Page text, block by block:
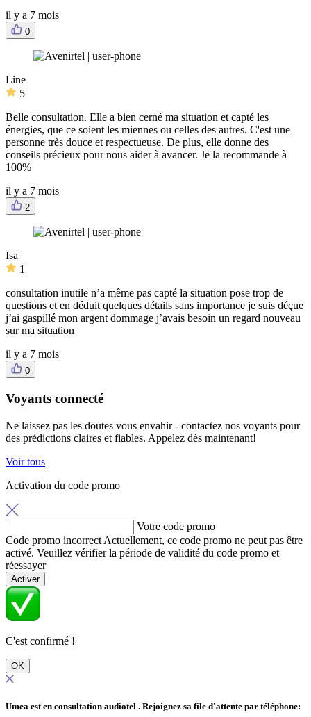
il y a 7 mois
0
Line
5
Belle consultation. Elle a bien cerné ma situation et capté les
énergies, que ce soient les miennes ou celles des autres. C'est une
personne très douce et respectueuse. De plus, elle donne des
conseils précieux pour nous aider à avancer. Je la recommande à
100%
il y a 7 mois
2
Isa
1
consultation inutile n’a même pas capté la situation pose trop de
questions et en déduit quelques détails sans importance je suis déçue
j’ai gaspillé mon argent dommage j’avais besoin un regard nouveau
sur ma situation
il y a 7 mois
0
Voyants connecté
Ne laissez pas les doutes vous envahir - contactez nos voyants pour
des prédictions claires et fiables. Appelez dès maintenant!
Voir tous
Activation du code promo
Votre code promo
Code promo incorrect Actuellement, ce code promo ne peut pas être
activé. Veuillez vérifier la période de validité du code promo et
réessayer
Activer
C'est confirmé !
OK
Umea est en consultation audiotel . Rejoignez sa file d'attente par téléphone: